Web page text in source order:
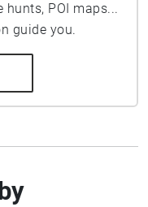
hunts, POI maps...
guide you.